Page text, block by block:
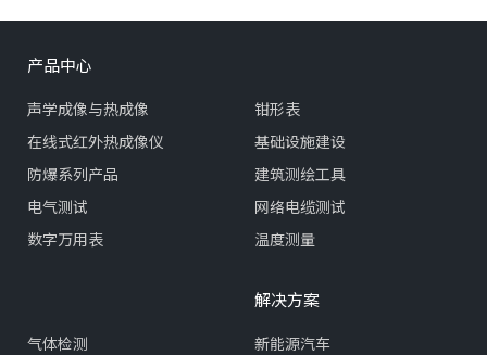
产品中心
声学成像与热成像
在线式红外热成像仪
防爆系列产品
电气测试
数字万用表
钳形表
基础设施建设
建筑测绘工具
网络电缆测试
温度测量
气体检测
解决方案
新能源汽车